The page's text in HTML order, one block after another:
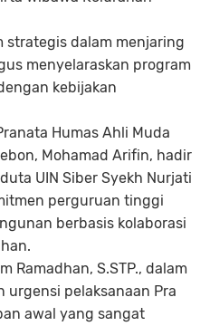
strategis dalam menjaring
menyelaraskan program
kebijakan
Humas Ahli Muda
Mohamad Arifin, hadir
UIN Siber Syekh Nurjati
perguruan tinggi
berbasis kolaborasi
Ramadhan, S.STP., dalam
urgensi pelaksanaan Pra
awal yang sangat